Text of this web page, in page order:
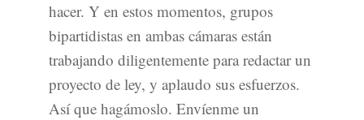
hacer. Y en estos momentos, grupos
bipartidistas en ambas cámaras están
trabajando diligentemente para redactar un
proyecto de ley, y aplaudo sus esfuerzos.
Así que hagámoslo. Envíenme un